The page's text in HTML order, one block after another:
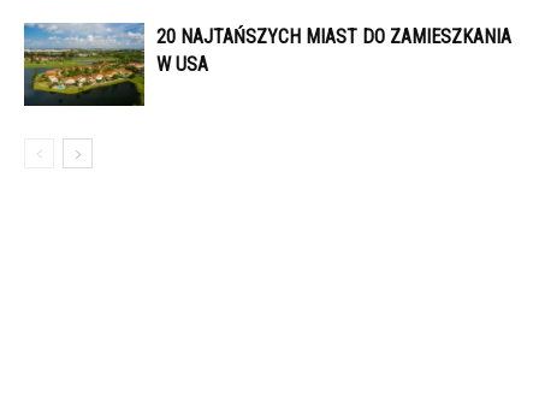
20 NAJTAŃSZYCH MIAST DO ZAMIESZKANIA
W USA